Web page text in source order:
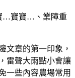
…寶寶…、業障重
文章的第一印象，
雷聲大雨點小會讓
一些內容農場常用